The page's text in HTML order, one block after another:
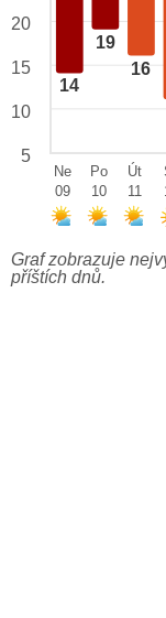
14
19
16
20
15
10
5
Ne
09
Po
10
Út
11
Graf zobrazuje
příštích dnů.